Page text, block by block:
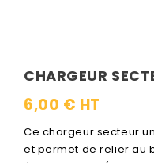
CHARGEUR
6,00 € HT
Ce chargeur secteur
et permet de relier au